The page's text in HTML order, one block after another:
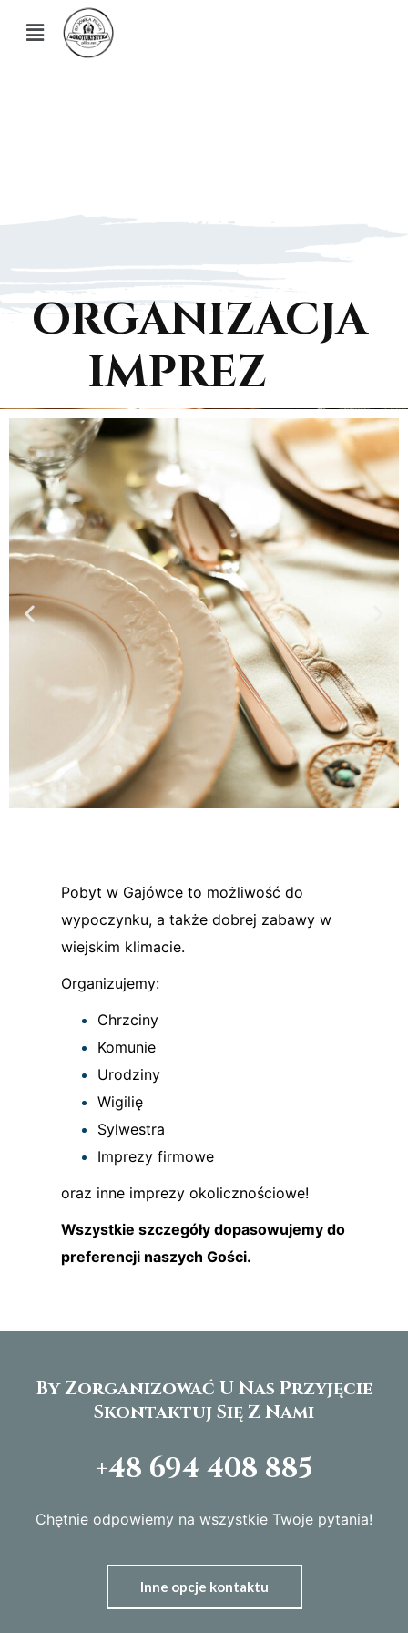
ORGANIZACJA
IMPREZ
Pobyt w Gajówce to możliwość do
wypoczynku, a także dobrej zabawy w
wiejskim klimacie.
Organizujemy:
Chrzciny
Komunie
Urodziny
Wigilię
Sylwestra
Imprezy firmowe
oraz inne imprezy okolicznościowe!
Wszystkie szczegóły dopasowujemy do
preferencji naszych Gości.
By Zorganizować U Nas Przyjęcie
Skontaktuj Się Z Nami
+48 694 408 885 ​
Chętnie odpowiemy na wszystkie Twoje pytania!
Inne opcje kontaktu